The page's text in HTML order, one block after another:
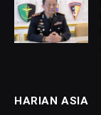
HARIAN ASIA